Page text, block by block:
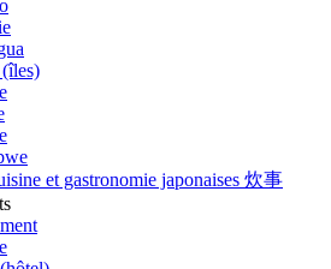
(îles)
et gastronomie japonaises 炊事